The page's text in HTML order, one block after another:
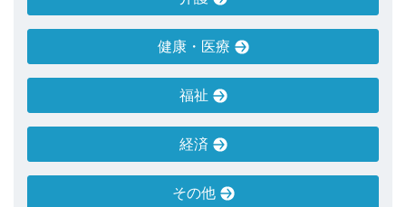
健康・医療
福祉
経済
その他